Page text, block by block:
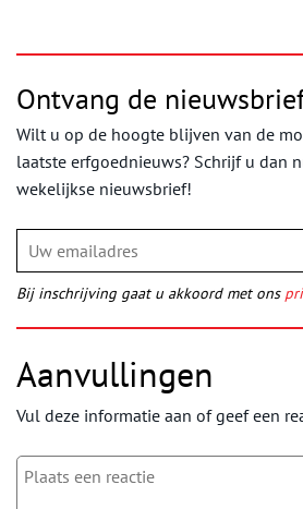
Ontvang de
Wilt u op de hoogte blijven van de
laatste erfgoednieuws? Schrijf u dan
wekelijkse nieuwsbrief!
Bij inschrijving gaat u akkoord met ons
Aanvullingen
Vul deze informatie aan of geef een